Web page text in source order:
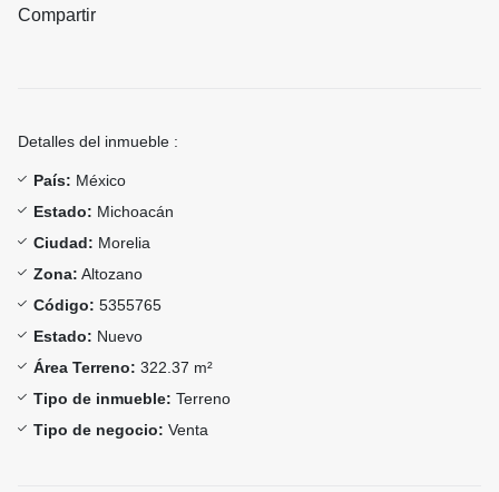
Compartir
Detalles del inmueble :
País: México
Estado: Michoacán
Ciudad: Morelia
Zona: Altozano
Código: 5355765
Estado: Nuevo
Área Terreno: 322.37 m²
Tipo de inmueble: Terreno
Tipo de negocio: Venta